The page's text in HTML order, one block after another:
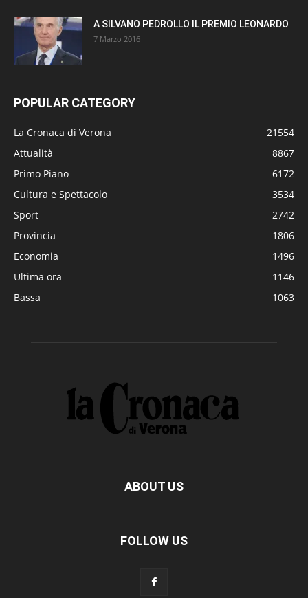
A SILVANO PEDROLLO IL PREMIO LEONARDO
7 Marzo 2016
POPULAR CATEGORY
La Cronaca di Verona
21554
Attualità
8867
Primo Piano
6172
Cultura e Spettacolo
3534
Sport
2742
Provincia
1806
Economia
1496
Ultima ora
1146
Bassa
1063
ABOUT US
FOLLOW US